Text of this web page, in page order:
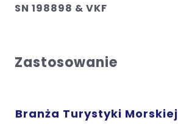
SN 198898 & VKF
Zastosowanie
Branża Turystyki Morskiej